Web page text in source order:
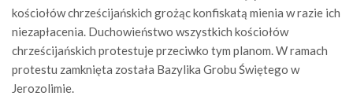
kościołów chrześcijańskich grożąc konfiskatą mienia w razie ich
niezapłacenia. Duchowieństwo wszystkich kościołów
chrześcijańskich protestuje przeciwko tym planom. W ramach
protestu zamknięta została Bazylika Grobu Świętego w
Jerozolimie.